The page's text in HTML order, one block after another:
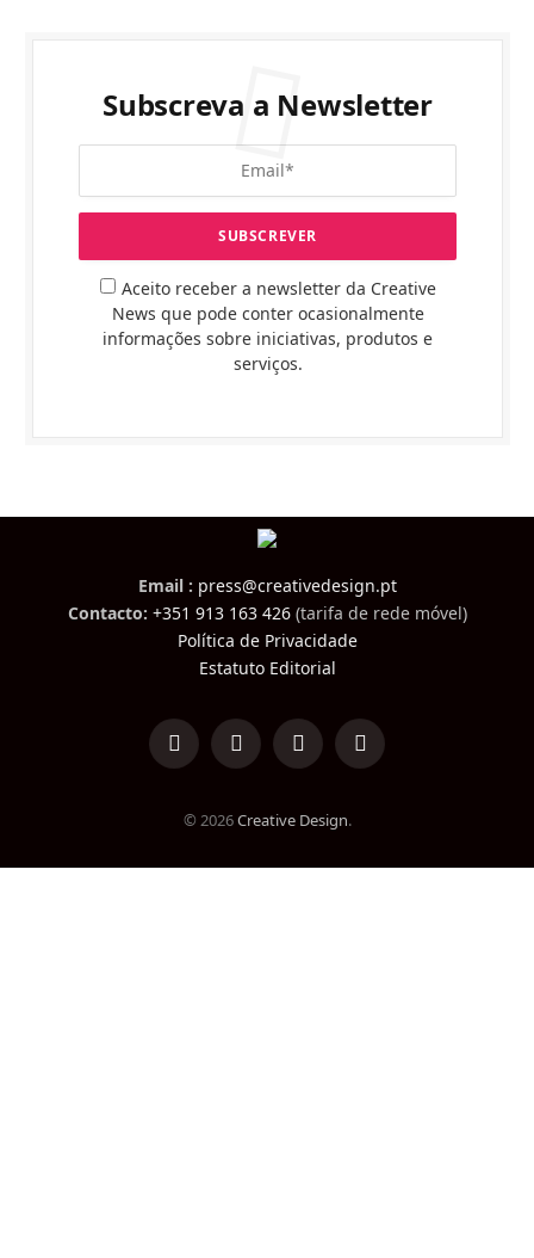
Subscreva a Newsletter
Aceito receber a newsletter da Creative
News que pode conter ocasionalmente
informações sobre iniciativas, produtos e
serviços.
Email : press@creativedesign.pt
Contacto: +351 913 163 426(tarifa de rede móvel)
Política de Privacidade
Estatuto Editorial
LinkedInFacebookInstagramTikTok
© 2026Creative Design.